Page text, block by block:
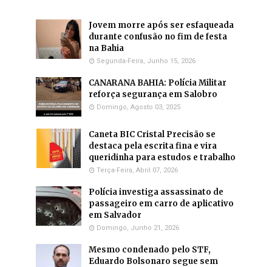
Jovem morre após ser esfaqueada
durante confusão no fim de festa
na Bahia
Segunda-Feira, Junho 15, 2026
CANARANA BAHIA: Polícia Militar
reforça segurança em Salobro
Domingo, Agosto 03, 2025
Caneta BIC Cristal Precisão se
destaca pela escrita fina e vira
queridinha para estudos e trabalho
Terça-Feira, Abril 07, 2026
Polícia investiga assassinato de
passageiro em carro de aplicativo
em Salvador
Domingo, Junho 21, 2026
Mesmo condenado pelo STF,
Eduardo Bolsonaro segue sem